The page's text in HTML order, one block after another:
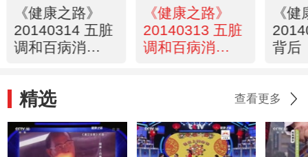
《健康之路》
20140314 五脏
调和百病消
《健康之路》
20140313 五脏
调和百病消
《
背后
精选 查看更多